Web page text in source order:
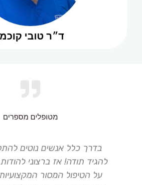
ד״ר טובי
מטופלים מספרים
"רופא שיניים מקצועי בתל-
בחום על ד"ר